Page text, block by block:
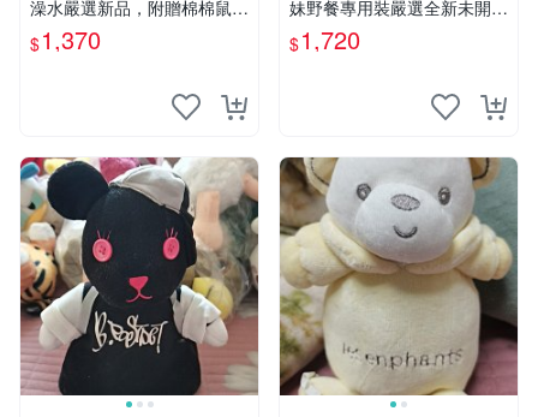
澡水嚴選新品，附贈棉棉鼠媽
媽與嬰兒及配件。-paper盒
裝，輕便設計方便攜帶。 棉
$1,370
妹野餐專用裝嚴選全新未開
封，包含兩組大童款紙盒裝，
適合收藏與分享。 餅乾熊兄
$1,720